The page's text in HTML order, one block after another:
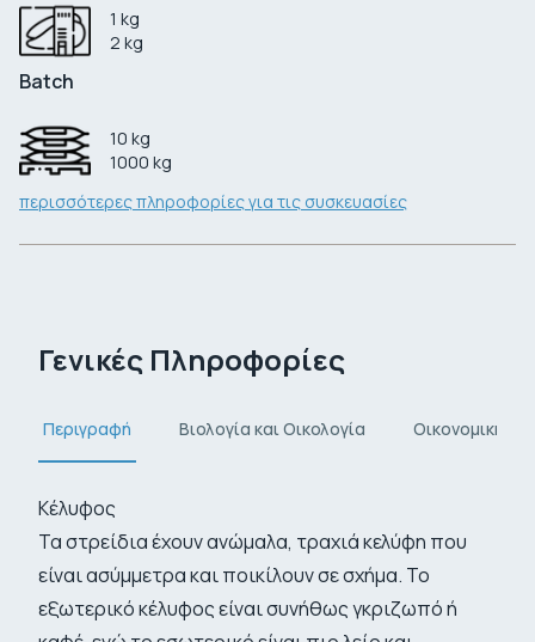
1 kg
2 kg
Batch
10 kg
1000 kg
περισσότερες πληροφορίες για τις συσκευασίες
Γενικές Πληροφορίες
Περιγραφή Βιολογία και Οικολογία Οικονομική
Κέλυφος
Τα στρείδια έχουν ανώμαλα, τραχιά κελύφη που
είναι ασύμμετρα και ποικίλουν σε σχήμα. Το
εξωτερικό κέλυφος είναι συνήθως γκριζωπό ή